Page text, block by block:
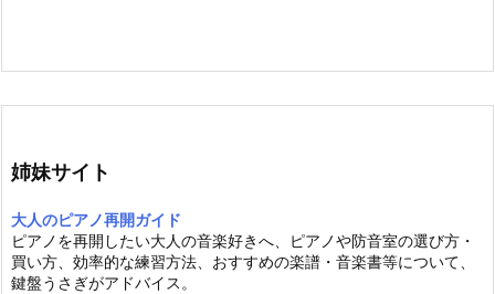
姉妹サイト
大人のピアノ再開ガイド
ピアノを再開したい大人の音楽好きへ、ピアノや防音室の選び方・
買い方、効率的な練習方法、おすすめの楽譜・音楽書等について、
鍵盤うさぎがアドバイス。